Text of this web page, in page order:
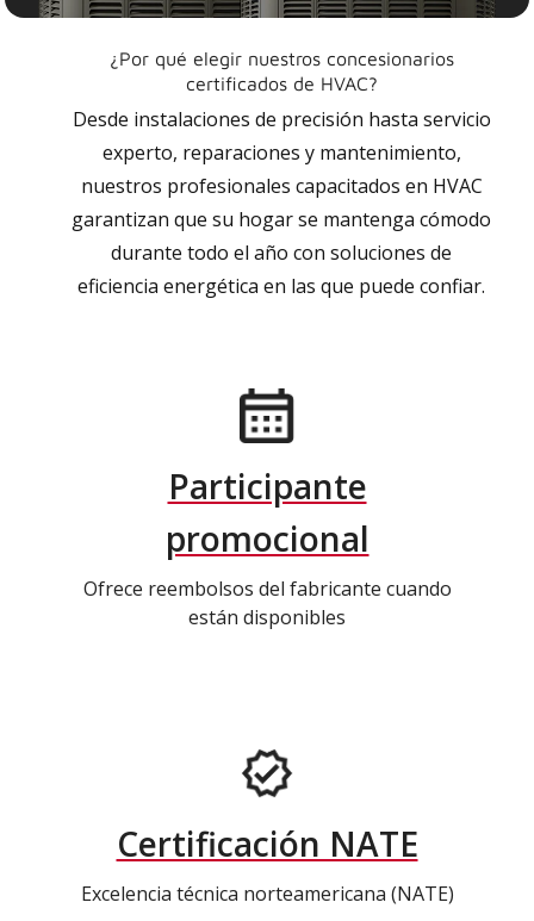
¿Por qué elegir nuestros concesionarios
certificados de HVAC?
Desde instalaciones de precisión hasta servicio
experto, reparaciones y mantenimiento,
nuestros profesionales capacitados en HVAC
garantizan que su hogar se mantenga cómodo
durante todo el año con soluciones de
eficiencia energética en las que puede confiar.
Participante
promocional
Ofrece reembolsos del fabricante cuando
están disponibles
Certificación NATE
Excelencia técnica norteamericana (NATE)